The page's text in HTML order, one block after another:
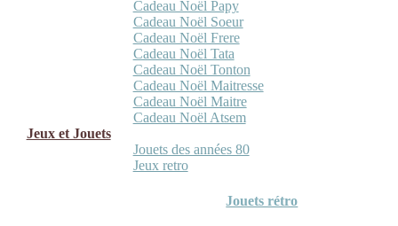
Cadeau Noël Papy
Cadeau Noël Soeur
Cadeau Noël Frere
Cadeau Noël Tata
Cadeau Noël Tonton
Cadeau Noël Maitresse
Cadeau Noël Maitre
Cadeau Noël Atsem
Jeux et Jouets
Jouets des années 80
Jeux retro
Jouets rétro